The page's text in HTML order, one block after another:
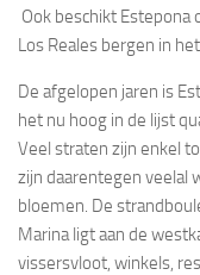
Ook beschikt Estepona
Los Reales bergen in
De afgelopen jaren is
het nu hoog in de lijst
Veel straten zijn enkel
zijn daarentegen veelal
bloemen. De
Marina ligt aan de
vissersvloot, winkels,